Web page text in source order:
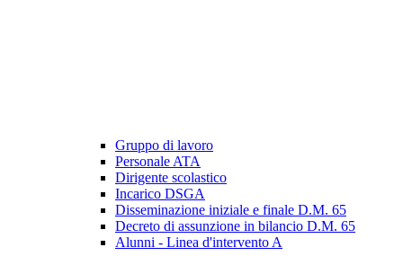
Gruppo di lavoro
Personale ATA
Dirigente scolastico
Incarico DSGA
Disseminazione iniziale e finale D.M. 65
Decreto di assunzione in bilancio D.M. 65
Alunni - Linea d'intervento A